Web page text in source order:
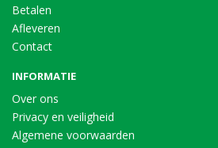
Betalen
Afleveren
Contact
INFORMATIE
Over ons
Privacy en veiligheid
Algemene voorwaarden